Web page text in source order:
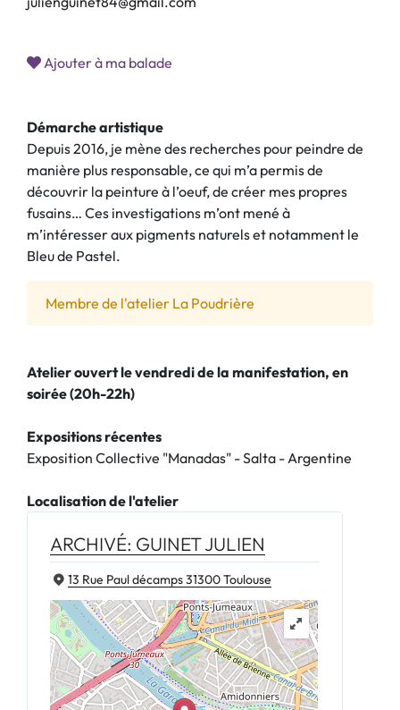
Ajouter à ma balade
Démarche artistique
Depuis 2016, je mène des recherches pour peindre de
manière plus responsable, ce qui m’a permis de
découvrir la peinture à l’oeuf, de créer mes propres
fusains… Ces investigations m’ont mené à
m’intéresser aux pigments naturels et notamment le
Bleu de Pastel.
Membre de l'atelier La Poudrière
Atelier ouvert le vendredi de la manifestation, en
soirée (20h-22h)
Expositions récentes
Exposition Collective "Manadas" - Salta - Argentine
Localisation de l'atelier
ARCHIVÉ: GUINET JULIEN
13 Rue Paul décamps 31300 Toulouse